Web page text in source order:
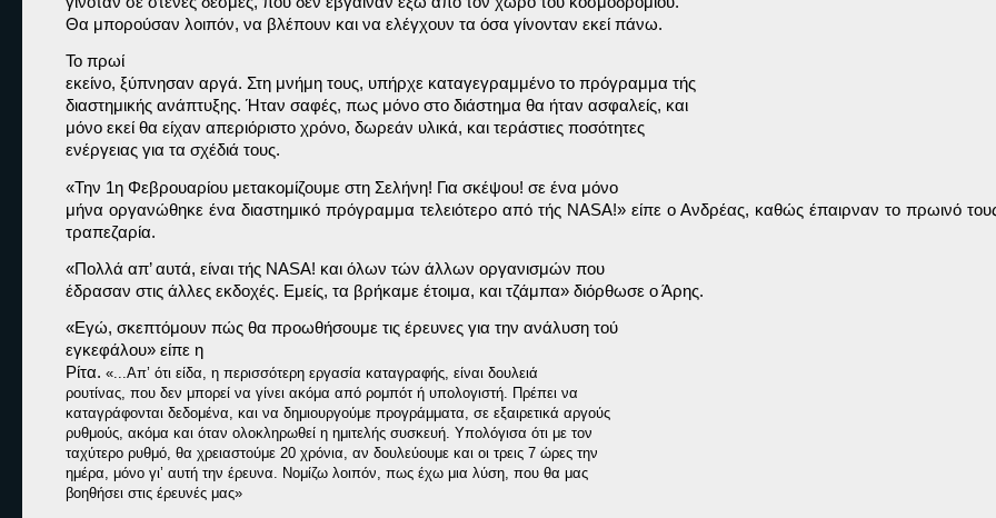
Θα μπορούσαν λοιπόν, να βλέπουν και να ελέγχουν τα όσα γίνονταν εκεί πάνω.
Το πρωί
εκείνο, ξύπνησαν αργά. Στη μνήμη τους, υπήρχε καταγεγραμμένο το πρόγραμμα τής
διαστημικής ανάπτυξης. Ήταν σαφές, πως μόνο στο διάστημα θα ήταν ασφαλείς, και
μόνο εκεί θα είχαν απεριόριστο χρόνο, δωρεάν υλικά, και τεράστιες ποσότητες
ενέργειας για τα σχέδιά τους.
«Την 1η Φεβρουαρίου μετακομίζουμε στη Σελήνη! Για σκέψου! σε ένα μόνο
μήνα οργανώθηκε ένα διαστημικό πρόγραμμα τελειότερο από τής NASA!» είπε ο Ανδρέας, καθώς έπαιρναν το πρωινό
τραπεζαρία.
«Πολλά απ’ αυτά, είναι τής NASA! και όλων τών άλλων οργανισμών που
έδρασαν στις άλλες εκδοχές. Εμείς, τα βρήκαμε έτοιμα, και τζάμπα» διόρθωσε ο Άρης.
«Εγώ, σκεπτόμουν πώς θα προωθήσουμε τις έρευνες για την ανάλυση τού
εγκεφάλου» είπε η
Ρίτα. «...Απ’ ότι είδα, η περισσότερη εργασία καταγραφής, είναι δουλειά
ρουτίνας, που δεν μπορεί να γίνει ακόμα από ρομπότ ή υπολογιστή. Πρέπει να
καταγράφονται δεδομένα, και να δημιουργούμε προγράμματα, σε εξαιρετικά αργούς
ρυθμούς, ακόμα και όταν ολοκληρωθεί η ημιτελής συσκευή. Υπολόγισα ότι με τον
ταχύτερο ρυθμό, θα χρειαστούμε 20 χρόνια, αν δουλεύουμε και οι τρεις 7 ώρες την
ημέρα, μόνο γι’ αυτή την έρευνα. Νομίζω λοιπόν, πως έχω μια λύση, που θα μας
βοηθήσει στις έρευνές μας»